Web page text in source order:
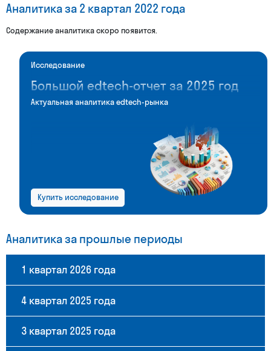
Аналитика за 2 квартал 2022 года
Содержание аналитика скоро появится.
Исследование
Большой edtech-отчет за 2025 год
Актуальная аналитика edtech-рынка
Купить исследование
Аналитика за прошлые периоды
1 квартал 2026 года
4 квартал 2025 года
3 квартал 2025 года